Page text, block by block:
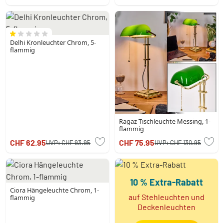
Delhi Kronleuchter Chrom, 5-
flammig
CHF 62.95UVP:CHF 93.95
Ragaz Tischleuchte Messing, 1-
flammig
CHF 75.95UVP:CHF 130.95
Ciora Hängeleuchte Chrom, 1-
flammig
10 % Extra-Rabatt
auf Stehleuchten und
Deckenleuchten